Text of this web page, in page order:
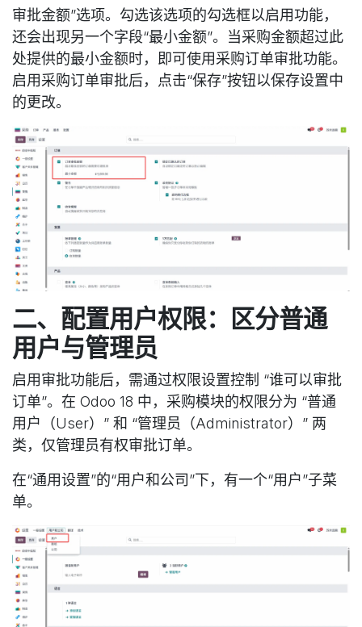
审批金额”选项。勾选该选项的勾选框以启用功能，
还会出现另一个字段“最小金额”。当采购金额超过此
处提供的最小金额时，即可使用采购订单审批功能。
启用采购订单审批后，点击“保存”按钮以保存设置中
的更改。
二、配置用户权限：区分普通
用户与管理员
启用审批功能后，需通过权限设置控制 “谁可以审批
订单”。在 Odoo 18 中，采购模块的权限分为 “普通
用户（User）” 和 “管理员（Administrator）” 两
类，仅管理员有权审批订单。
在“通用设置”的“用户和公司”下，有一个“用户”子菜
单。